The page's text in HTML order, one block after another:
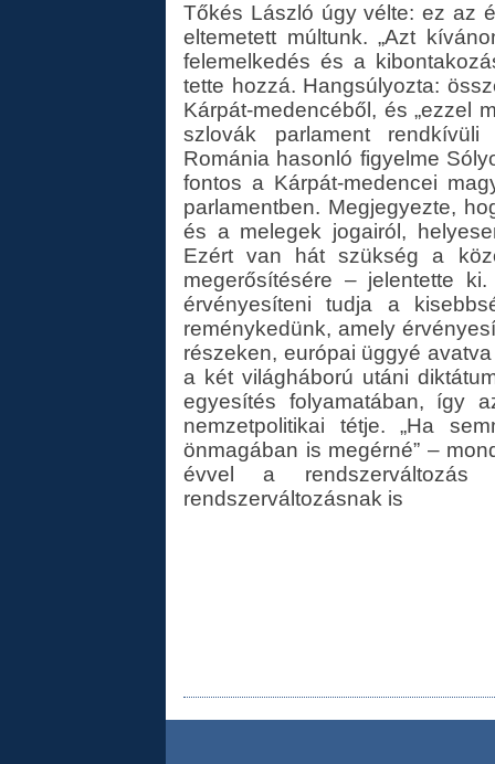
Tőkés László úgy vélte: ez az
eltemetett múltunk. „Azt
felemelkedés és a
tette hozzá. Hangsúlyozta:
Kárpát-medencéből, és „ezzel
szlovák parlament
Románia hasonló figyelme
fontos a Kárpát-medencei
parlamentben. Megjegyezte,
és a melegek jogairól,
Ezért van hát szükség a
megerősítésére – jelentette
érvényesíteni tudja a
reménykedünk, amely
részeken, európai üggyé
a két világháború utáni
egyesítés folyamatában, így
nemzetpolitikai tétje. „Ha
önmagában is megérné” –
évvel a
rendszerváltozásnak is